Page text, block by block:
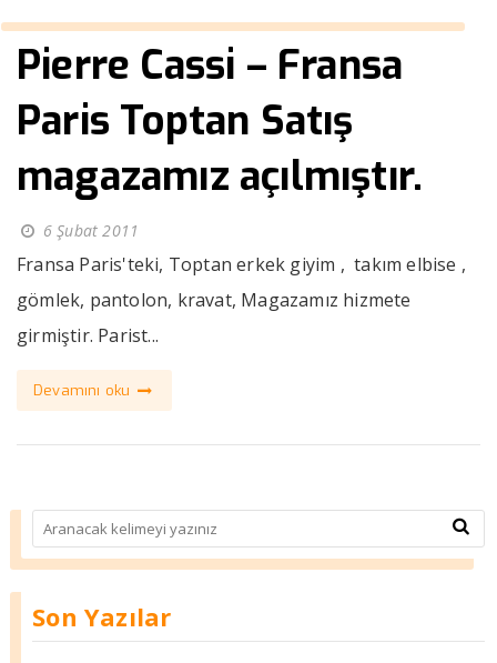
Pierre Cassi – Fransa
Paris Toptan Satış
magazamız açılmıştır.
6 Şubat 2011
Fransa Paris'teki, Toptan erkek giyim , takım elbise ,
gömlek, pantolon, kravat, Magazamız hizmete
girmiştir. Parist...
Devamını oku
Son Yazılar